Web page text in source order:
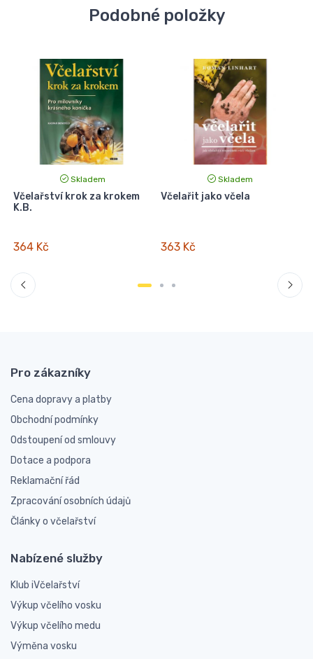
Podobné položky
Skladem
Včelařství krok za krokem
K.B.
364 Kč
Skladem
Včelařit jako včela
363 Kč
Pro zákazníky
Cena dopravy a platby
Obchodní podmínky
Odstoupení od smlouvy
Dotace a podpora
Reklamační řád
Zpracování osobních údajů
Články o včelařství
Nabízené služby
Klub iVčelařství
Výkup včelího vosku
Výkup včelího medu
Výměna vosku